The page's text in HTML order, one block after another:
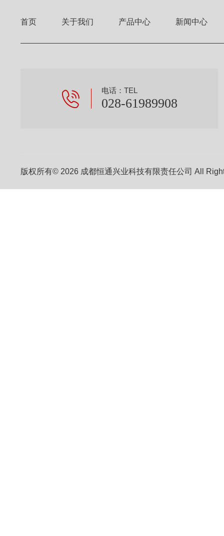
首页 关于我们 产品中心 新闻中心
电话：TEL
028-61989908
版权所有© 2026 成都恒通兴业科技有限责任公司 All